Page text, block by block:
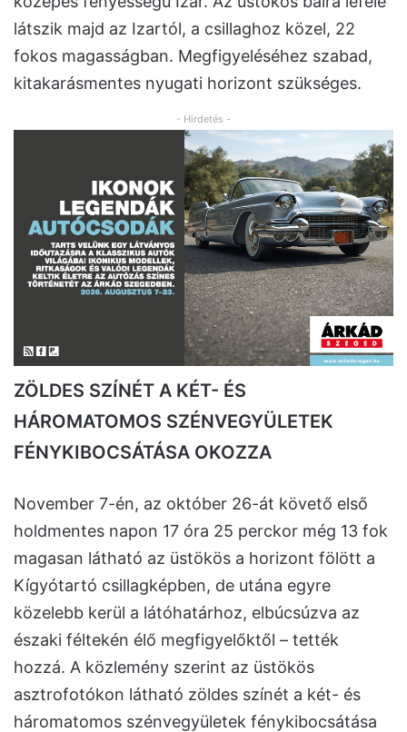
látszik majd az Izartól, a csillaghoz közel, 22
fokos magasságban. Megfigyeléséhez szabad,
kitakarásmentes nyugati horizont szükséges.
- Hirdetés -
ZÖLDES SZÍNÉT A KÉT- ÉS
HÁROMATOMOS SZÉNVEGYÜLETEK
FÉNYKIBOCSÁTÁSA OKOZZA
November 7-én, az október 26-át követő első
holdmentes napon 17 óra 25 perckor még 13 fok
magasan látható az üstökös a horizont fölött a
Kígyótartó csillagképben, de utána egyre
közelebb kerül a látóhatárhoz, elbúcsúzva az
északi féltekén élő megfigyelőktől – tették
hozzá. A közlemény szerint az üstökös
asztrofotókon látható zöldes színét a két- és
háromatomos szénvegyületek fénykibocsátása